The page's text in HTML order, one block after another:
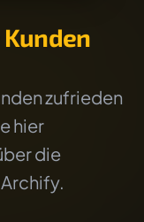
Kunden
zufrieden
hier
die